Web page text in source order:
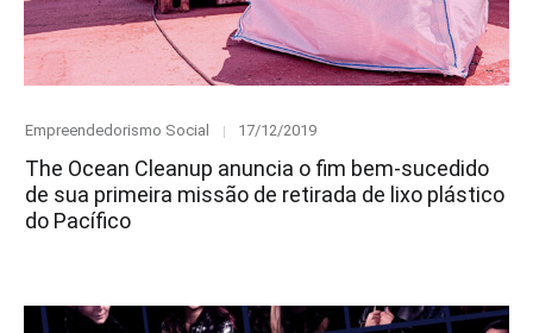
Category
Empreendedorismo Social
Posted
17/12/2019
The Ocean Cleanup anuncia o fim bem-sucedido
de sua primeira missão de retirada de lixo plástico
do Pacífico